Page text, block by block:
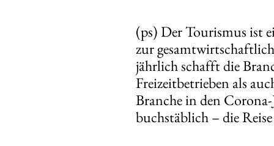
(ps) Der Tourismus ist
zur
jährlich schafft die
Freizeitbetrieben als
Branche in den
buchstäblich – die